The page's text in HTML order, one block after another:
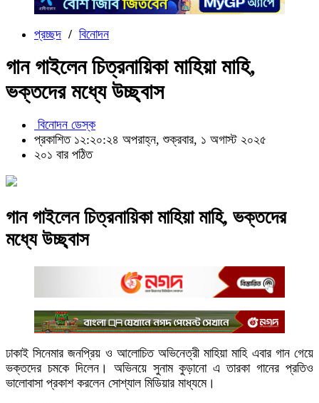
প্রচ্ছদ / বিনোদন
গান গাইলেন চিত্রনায়িকা মাহিয়া মাহি,
ভক্তদের মধ্যে উচ্ছ্বাস
বিনোদন ডেস্ক
প্রকাশিত ১২:২০:২৪ অপরাহ্ন, শুক্রবার, ১ অগাস্ট ২০২৫
২০১ বার পঠিত
গান গাইলেন চিত্রনায়িকা মাহিয়া মাহি, ভক্তদের
মধ্যে উচ্ছ্বাস
ঢাকাই সিনেমার জনপ্রিয় ও আলোচিত অভিনেত্রী মাহিয়া মাহি এবার গান গেয়ে
ভক্তদের চমকে দিলেন। অভিনয়ে সুনাম কুড়ানো এ তারকা গানের প্রতিও
ভালোবাসা প্রকাশ করলেন সোশ্যাল মিডিয়ার মাধ্যমে।